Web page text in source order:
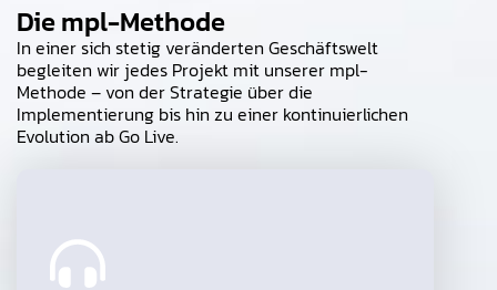
Die mpl-Methode
In einer sich stetig veränderten Geschäftswelt
begleiten wir jedes Projekt mit unserer mpl-
Methode – von der Strategie über die
Implementierung bis hin zu einer kontinuierlichen
Evolution ab Go Live.